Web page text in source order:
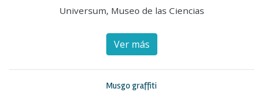
Universum, Museo de las Ciencias
Ver más
Musgo graffiti